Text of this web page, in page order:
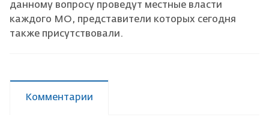
данному вопросу проведут местные власти
каждого МО, представители которых сегодня
также присутствовали.
Комментарии